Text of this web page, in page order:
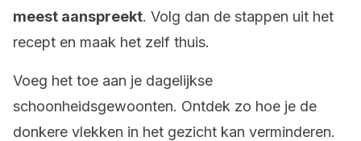
meest aanspreekt. Volg dan de stappen uit het
recept en maak het zelf thuis.
Voeg het toe aan je dagelijkse
schoonheidsgewoonten. Ontdek zo hoe je de
donkere vlekken in het gezicht kan verminderen.